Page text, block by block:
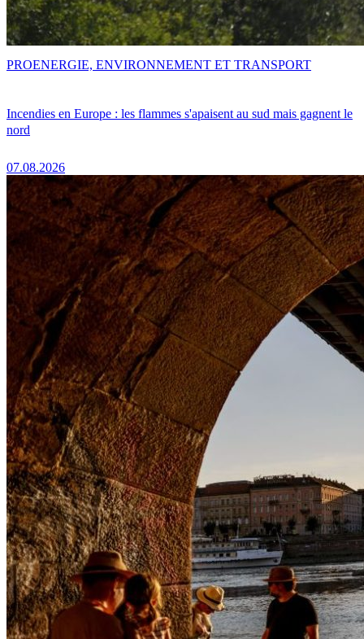
Incendies en Europe : les flammes s'apaisent au sud mais gagnent le
nord
07.08.2026
PROENERGIE, ENVIRONNEMENT ET TRANSPORT